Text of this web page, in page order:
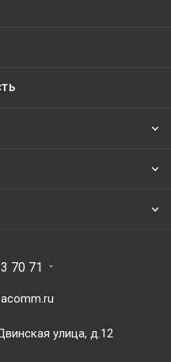
70 71
улица, д.12